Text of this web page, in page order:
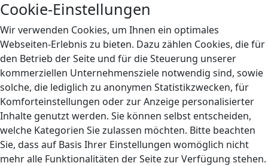
Cookie-Einstellungen
Wir verwenden Cookies, um Ihnen ein optimales
Webseiten-Erlebnis zu bieten. Dazu zählen Cookies, die für
den Betrieb der Seite und für die Steuerung unserer
kommerziellen Unternehmensziele notwendig sind, sowie
solche, die lediglich zu anonymen Statistikzwecken, für
Komforteinstellungen oder zur Anzeige personalisierter
Inhalte genutzt werden. Sie können selbst entscheiden,
welche Kategorien Sie zulassen möchten. Bitte beachten
Sie, dass auf Basis Ihrer Einstellungen womöglich nicht
mehr alle Funktionalitäten der Seite zur Verfügung stehen.